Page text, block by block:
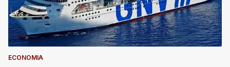
ECONOMIA